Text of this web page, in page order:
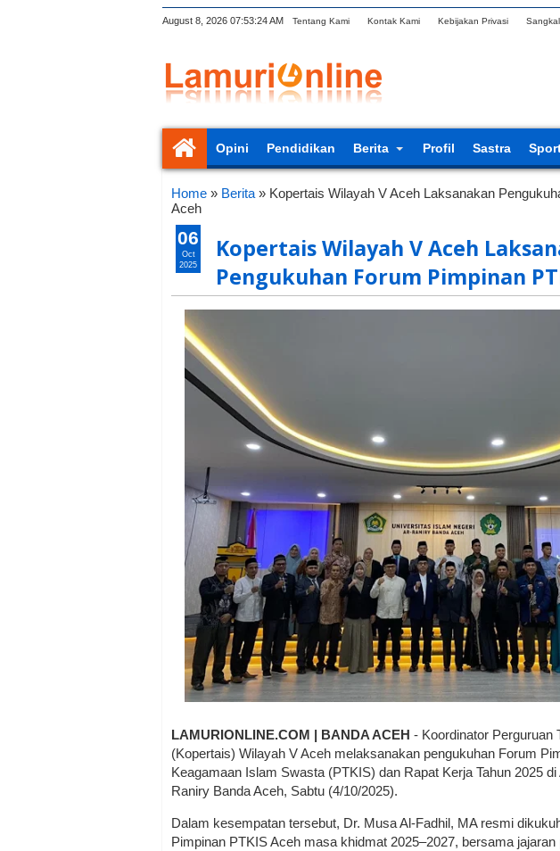
August 8, 2026 07:53:25 AM Tentang Kami Kontak Kami Kebijakan Privasi
Opini Pendidikan Berita Profil Sastra
Home » Berita » Kopertais Wilayah V Aceh Laksanakan
Aceh
Kopertais Wilayah V Aceh
Pengukuhan Forum Pimpinan
LAMURIONLINE.COM | BANDA ACEH - Koordinator Perguruan
(Kopertais) Wilayah V Aceh melaksanakan pengukuhan Forum
Keagamaan Islam Swasta (PTKIS) dan Rapat Kerja Tahun 2025
Raniry Banda Aceh, Sabtu (4/10/2025).
Dalam kesempatan tersebut, Dr. Musa Al-Fadhil, MA resmi
Pimpinan PTKIS Aceh masa khidmat 2025–2027, bersama
06
Oct
2025